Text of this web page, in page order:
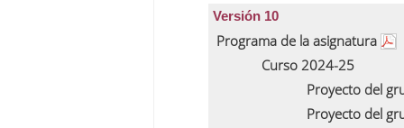
Versión 10
Programa de la asignatura
Curso 2024-25
Proyecto del
Proyecto del